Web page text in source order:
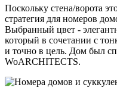
Поскольку стена/ворота
стратегия для номеров
Выбранный цвет -
который в сочетании с
и точно в цель. Дом был
WoARCHITECTS.